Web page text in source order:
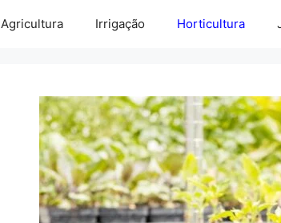
Agricultura Irrigação Horticultura